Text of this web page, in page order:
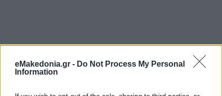
eMakedonia.gr - Do Not Process My Personal
Information